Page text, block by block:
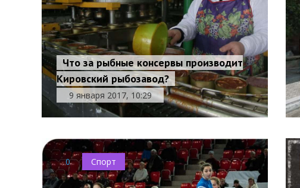
Что за рыбные консервы производит
Кировский рыбозавод?
9 января 2017, 10:29
0 Спорт